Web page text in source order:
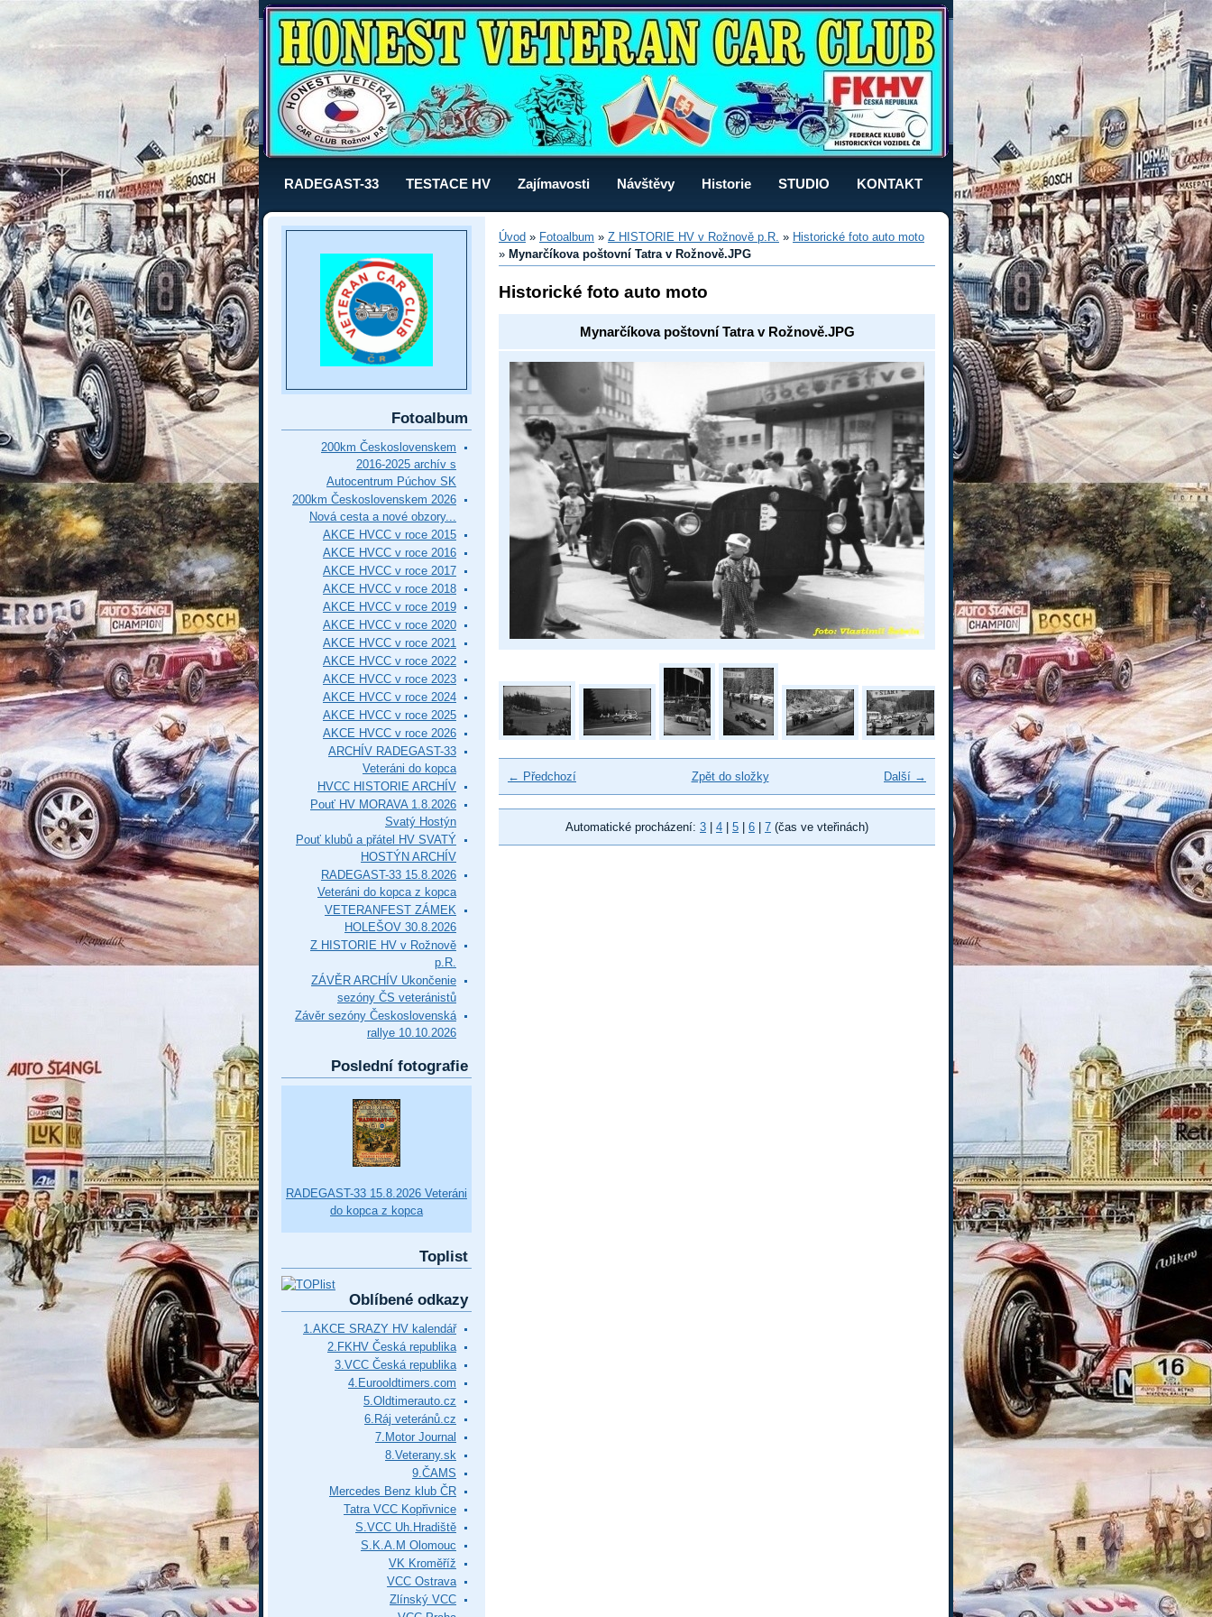
RADEGAST-33 TESTACE HV Zajímavosti Návštěvy Historie STUDIO KONTAKT
Úvod » Fotoalbum » Z HISTORIE HV v Rožnově p.R. » Historické foto auto moto
» Mynarčíkova poštovní Tatra v Rožnově.JPG
Historické foto auto moto
Mynarčíkova poštovní Tatra v Rožnově.JPG
← Předchozí Další →
Zpět do složky
Automatické procházení: 3 4 5 6 7 (čas ve vteřinách)
Fotoalbum
200km Československem
2016-2025 archív s
Autocentrum Púchov SK
200km Československem 2026
Nová cesta a nové obzory...
AKCE HVCC v roce 2015
AKCE HVCC v roce 2016
AKCE HVCC v roce 2017
AKCE HVCC v roce 2018
AKCE HVCC v roce 2019
AKCE HVCC v roce 2020
AKCE HVCC v roce 2021
AKCE HVCC v roce 2022
AKCE HVCC v roce 2023
AKCE HVCC v roce 2024
AKCE HVCC v roce 2025
AKCE HVCC v roce 2026
ARCHÍV RADEGAST-33
Veteráni do kopca
HVCC HISTORIE ARCHÍV
Pouť HV MORAVA 1.8.2026
Svatý Hostýn
Pouť klubů a přátel HV SVATÝ
HOSTÝN ARCHÍV
RADEGAST-33 15.8.2026
Veteráni do kopca z kopca
VETERANFEST ZÁMEK
HOLEŠOV 30.8.2026
Z HISTORIE HV v Rožnově
p.R.
ZÁVĚR ARCHÍV Ukončenie
sezóny ČS veteránistů
Závěr sezóny Československá
rallye 10.10.2026
Poslední fotografie
RADEGAST-33 15.8.2026 Veteráni
do kopca z kopca
Toplist
Oblíbené odkazy
1.AKCE SRAZY HV kalendář
2.FKHV Česká republika
3.VCC Česká republika
4.Eurooldtimers.com
5.Oldtimerauto.cz
6.Ráj veteránů.cz
7.Motor Journal
8.Veterany.sk
9.ČAMS
Mercedes Benz klub ČR
Tatra VCC Kopřivnice
S.VCC Uh.Hradiště
S.K.A.M Olomouc
VK Kroměříž
VCC Ostrava
Zlínský VCC